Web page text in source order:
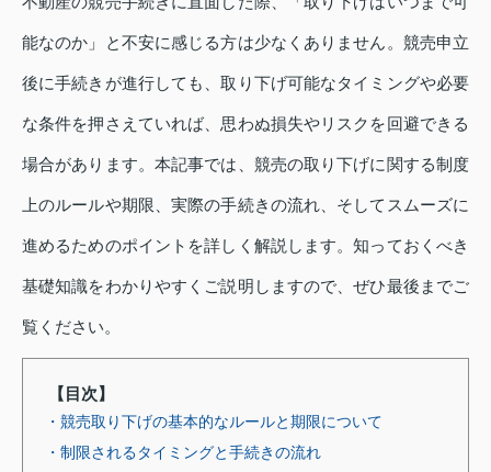
能なのか」と不安に感じる方は少なくありません。競売申立
後に手続きが進行しても、取り下げ可能なタイミングや必要
な条件を押さえていれば、思わぬ損失やリスクを回避できる
場合があります。本記事では、競売の取り下げに関する制度
上のルールや期限、実際の手続きの流れ、そしてスムーズに
進めるためのポイントを詳しく解説します。知っておくべき
基礎知識をわかりやすくご説明しますので、ぜひ最後までご
覧ください。
【目次】
・競売取り下げの基本的なルールと期限について
・制限されるタイミングと手続きの流れ